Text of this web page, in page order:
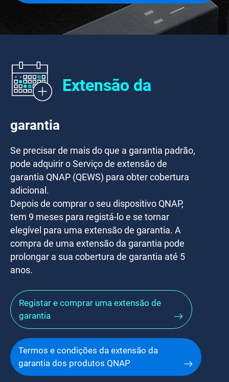
Extensão da
garantia
Se precisar de mais do que a garantia padrão,
pode adquirir o Serviço de extensão de
garantia QNAP (QEWS) para obter cobertura
adicional.
Depois de comprar o seu dispositivo QNAP,
tem 9 meses para registá-lo e se tornar
elegível para uma extensão de garantia. A
compra de uma extensão da garantia pode
prolongar a sua cobertura de garantia até 5
anos.
Registar e comprar uma extensão de
garantia
Termos e condições da extensão da
garantia dos produtos QNAP